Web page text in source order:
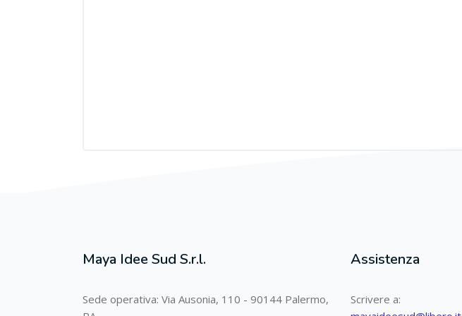
Maya Idee Sud S.r.l.
Sede operativa: Via Ausonia, 110 - 90144 Palermo,
Assistenza
Scrivere a: